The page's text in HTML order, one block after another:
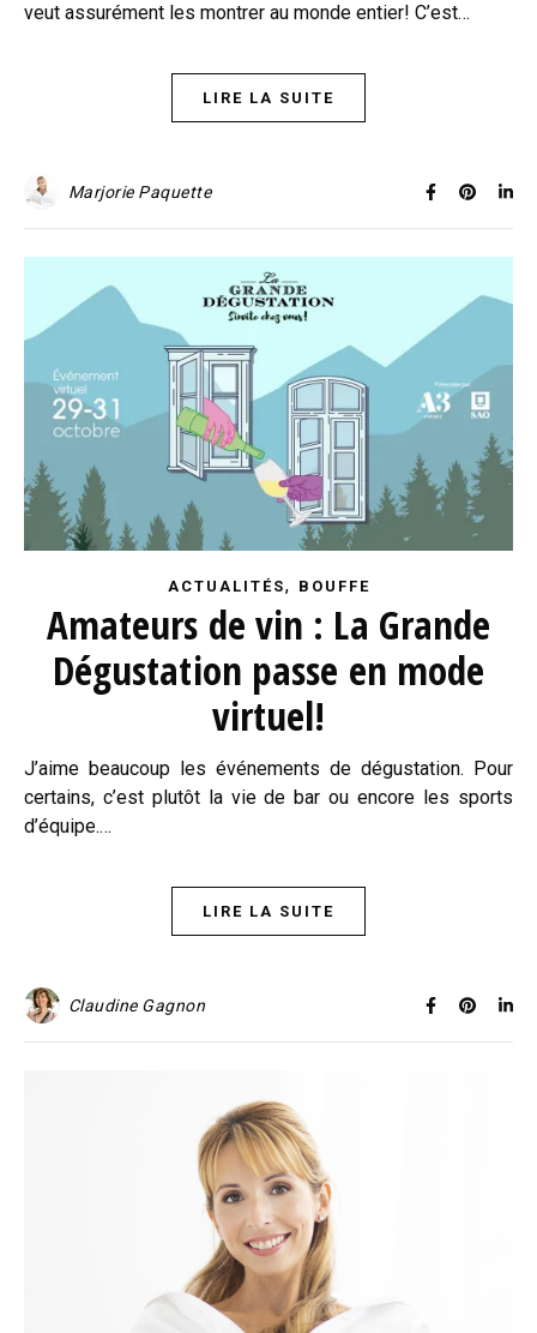
veut assurément les montrer au monde entier! C’est…
LIRE LA SUITE
Marjorie Paquette
ACTUALITÉS, BOUFFE
Amateurs de vin : La Grande
Dégustation passe en mode
virtuel!
J’aime beaucoup les événements de dégustation. Pour
certains, c’est plutôt la vie de bar ou encore les sports
d’équipe.…
LIRE LA SUITE
Claudine Gagnon